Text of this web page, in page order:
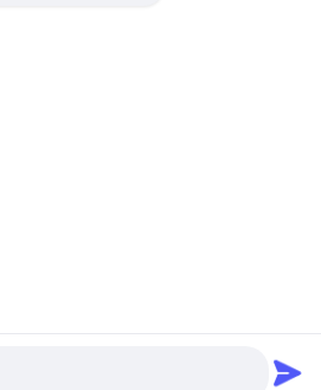
Technology Limited. सभी अधिकार सुरक्षित हैं।